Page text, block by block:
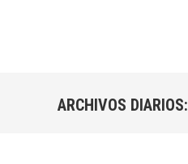
ARCHIVOS DIARIOS: